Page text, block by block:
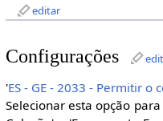
editar
Configurações
'ES - GE - 2033 - Permitir o
Selecionar esta opção